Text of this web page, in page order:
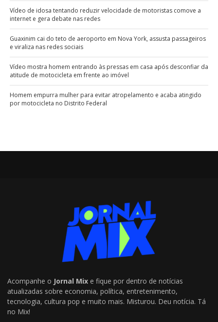
Vídeo de idosa tentando reduzir velocidade de motoristas comove a
internet e gera debate nas redes
Guaxinim cai do teto de aeroporto em Nova York, assusta passageiros
e viraliza nas redes sociais
Vídeo mostra homem entrando às pressas em casa após desconfiar da
atitude de motocicleta em frente ao imóvel
Homem empurra mulher para evitar atropelamento e acaba atingido
por motocicleta no Distrito Federal
Acompanhe o Jornal Mix e fique por dentro de notícias
atualizadas sobre economia, política, entretenimento,
tecnologia, cultura pop e muito mais. Misturou. Deu notícia. Tá
no Mix!